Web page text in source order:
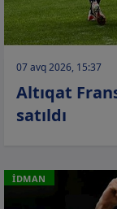
07 avq 2026, 15:37
Altıqat
satıldı
İDMAN